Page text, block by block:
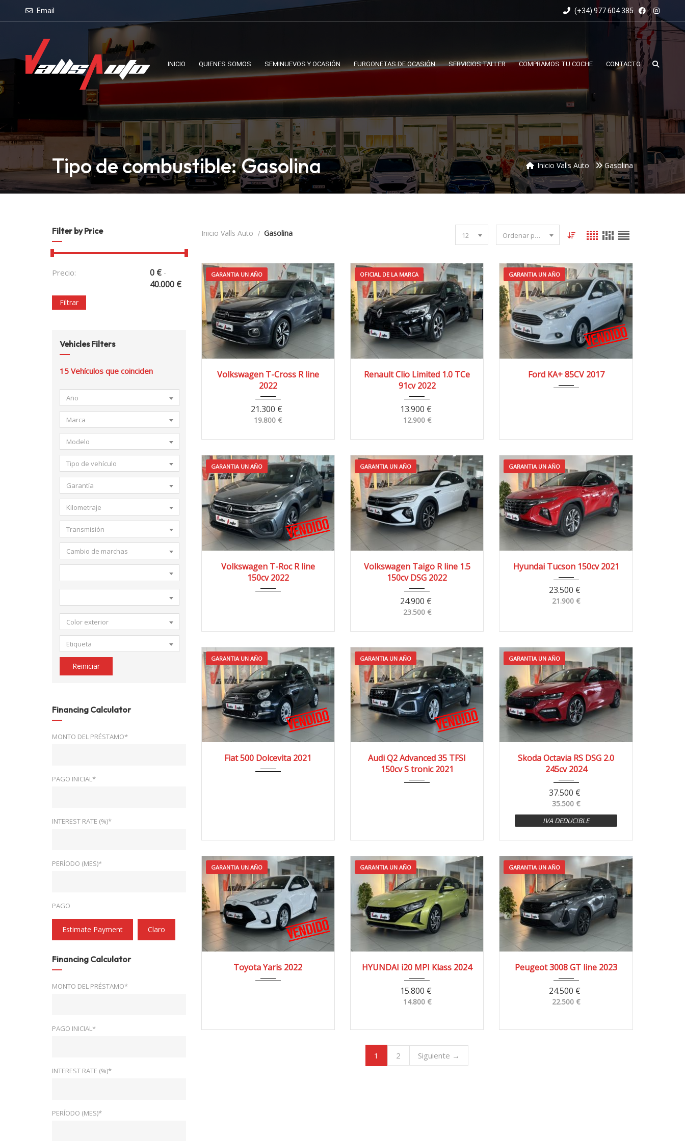
Email (+34) 977 604 385
INICIO QUIENES SOMOS SEMINUEVOS Y OCASIÓN FURGONETAS DE OCASIÓN SERVICIOS TALLER COMPRAMOS TU COCHE CONTACTO
Tipo de combustible: Gasolina Inicio Valls Auto Gasolina
Filter by Price
Precio: 0 €-
40.000 €
Filtrar
Vehicles Filters
15 Vehículos que coinciden
Año
Marca
Modelo
Tipo de vehículo
Garantía
Kilometraje
Transmisión
Cambio de marchas
Color exterior
Etiqueta
Reiniciar
Financing Calculator
MONTO DEL PRÉSTAMO*
PAGO INICIAL*
INTEREST RATE (%)*
PERÍODO (MES)*
PAGO
Estimate Payment Claro
Financing Calculator
MONTO DEL PRÉSTAMO*
PAGO INICIAL*
INTEREST RATE (%)*
PERÍODO (MES)*
Inicio Valls Auto Gasolina 12 Ordenar por fecha
GARANTIA UN AÑO
2022 4x2 52.000 km
Volkswagen T-Cross R line
2022
21.300 €
19.800 €
OFICIAL DE LA MARCA
2022 4x2 57.000 km
Renault Clio Limited 1.0 TCe
91cv 2022
13.900 €
12.900€
GARANTIA UN AÑO
2017 4x2 65.000 km
Ford KA+ 85CV 2017
GARANTIA UN AÑO
2022 4x2 51.000 km
Volkswagen T-Roc R line
150cv 2022
GARANTIA UN AÑO
2022 4x2 55.000 km
Volkswagen Taigo R line 1.5
150cv DSG 2022
24.900 €
23.500€
GARANTIA UN AÑO
2021 50.300 km
Hyundai Tucson 150cv 2021
23.500 €
21.900 €
GARANTIA UN AÑO
2021 4x2 74.000 km
Fiat 500 Dolcevita 2021
GARANTIA UN AÑO
2021 4x2 65.000 km
Audi Q2 Advanced 35 TFSI
150cv S tronic 2021
GARANTIA UN AÑO
2024 4x2 19.000 km
Skoda Octavia RS DSG 2.0
245cv 2024
37.500 €
35.500 €
IVA DEDUCIBLE
GARANTIA UN AÑO
2022 4x2 68.000 km
Toyota Yaris 2022
GARANTIA UN AÑO
2024 4x2 72.000 km
HYUNDAI i20 MPI Klass 2024
15.800 €
14.800€
GARANTIA UN AÑO
4x2 50.300 km
Peugeot 3008 GT line 2023
24.500 €
22.500 €
1 2 Siguiente →